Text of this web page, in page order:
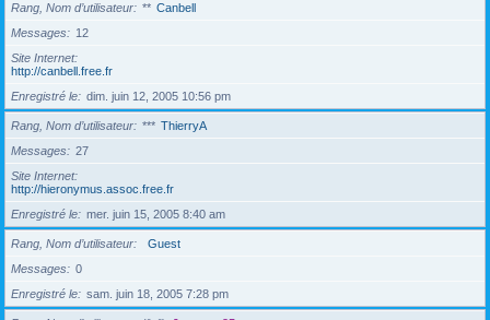
Rang, Nom d’utilisateur ** Canbell
Messages
12
Site Internet
http://canbell.free.fr
Enregistré le
dim. juin 12, 2005 10:56 pm
Rang, Nom d’utilisateur *** ThierryA
Messages
27
Site Internet
http://hieronymus.assoc.free.fr
Enregistré le
mer. juin 15, 2005 8:40 am
Rang, Nom d’utilisateur
Guest
Messages
0
Enregistré le
sam. juin 18, 2005 7:28 pm